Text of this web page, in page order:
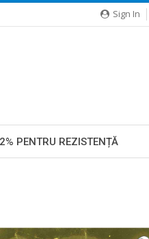
Sign In
2% PENTRU REZISTENȚĂ